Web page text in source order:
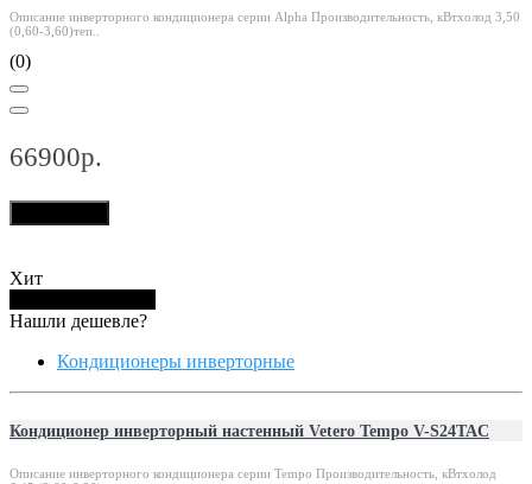
Описание инверторного кондиционера серии Alpha Производительность, кВтхолод 3,50
(0,60-3,60)теп..
(0)
66900р.
Хит
Нашли дешевле?
Кондиционеры инверторные
Кондиционер инверторный настенный Vetero Tempo V-S24TAC
Описание инверторного кондиционера серии Tempo Производительность, кВтхолод